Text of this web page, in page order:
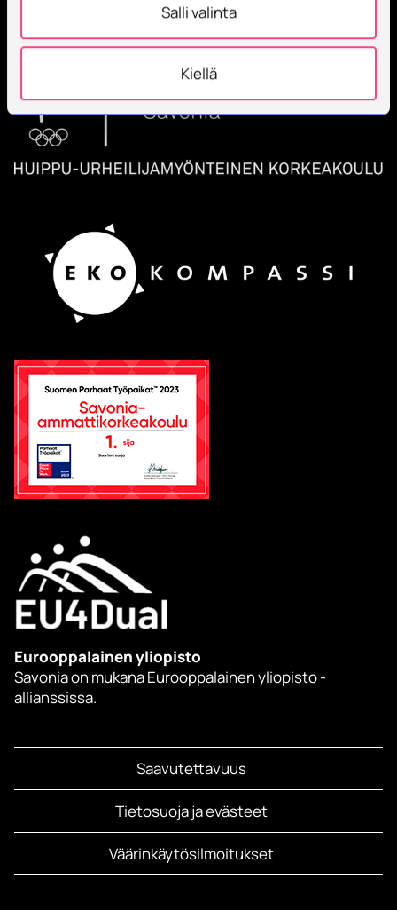
Salli valinta
Kiellä
Työntekijöitä + 600
Eurooppalainen yliopisto
Savonia on mukana Eurooppalainen yliopisto -
allianssissa.
Saavutettavuus
Tietosuoja ja evästeet
Väärinkäytösilmoitukset